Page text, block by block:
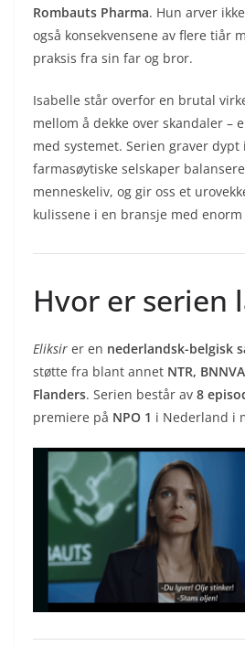
Rombauts Pharma. Hun arver
også konsekvensene av flere tiår
praksis fra sin far og bror.
Isabelle står overfor en brutal
mellom å dekke over skandaler –
med systemet. Serien graver dypt
farmasøytiske selskaper
menneskeliv, og gir oss et
kulissene i en bransje med enorm
Hvor er serien
Eliksir er en nederlandsk-belgisk
støtte fra blant annet NTR,
Flanders. Serien består av 8
premiere på NPO 1 i Nederland i